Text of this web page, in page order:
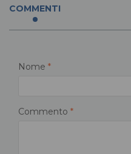
COMMENTI
Nome *
Commento *